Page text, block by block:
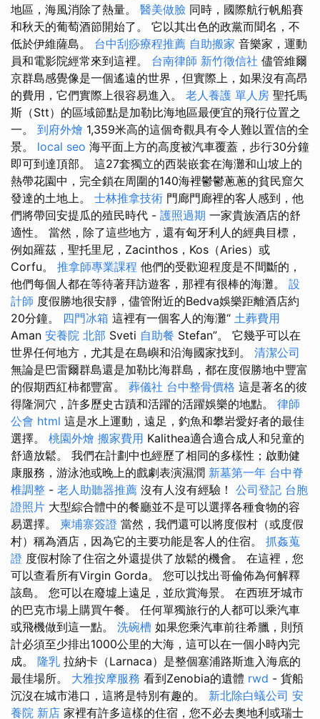
地區，海風消除了熱量。 醫美做臉 同時，國際航行帆船賽
和秋天的葡萄酒節開始了。 它以其出色的政黨而聞名，不
低於伊維薩島。 台中刮痧療程推薦 自助搬家 音樂家，運動
員和電影院經常來到這裡。 台南律師 新竹徵信社 儘管維爾
京群島感覺像是一個遙遠的世界，但實際上，如果沒有高昂
的費用，它們實際上很容易進入。 老人養護 單人房 聖托馬
斯（Stt）的區域節點是加勒比海地區最便宜的飛行位置之
一。 到府外燴 1,359米高的這個奇觀具有令人難以置信的全
景。 local seo 海平面上方的高度被汽車覆蓋，步行30分鐘
即可到達頂部。 這27套獨立的西裝嵌套在海灘和山坡上的
熱帶花園中，完全鎖在周圍的140海裡鬱鬱蔥蔥的貧民窟欠
發達的土地上。 士林推拿技術 門廊門廊裡的客人感到，他
們將帶回安提瓜的殖民時代 - 護照過期 一家貴族酒店的舒
適性。 當然，除了這些地方，還有匈牙利人的經典目標，
例如羅茲，聖托里尼，Zacinthos，Kos（Aries）或
Corfu。 推拿師專業課程 他們的受歡迎程度是不間斷的，
他們每個人都在等待著拜訪遊客，那裡有很棒的海灘。 設
計師 度假勝地很安靜，儘管附近的Bedva娛樂距離酒店約
20分鐘。 四門冰箱 這裡有一個客人的海灘“ 土葬費用
Aman 安養院 北部 Sveti 自助餐 Stefan”。 它幾乎可以在
世界任何地方，尤其是在島嶼和沿海國家找到。 清潔公司
無論是巴雷爾群島還是加勒比海群島，都在度假勝地中豐富
的假期西紅柿都豐富。 葬儀社 台中整骨價格 這是著名的彼
得隆洞穴，許多歷史古蹟和活躍的活躍娛樂的地點。 律師
公會 html 這是水上運動，遠足，釣魚和攀岩愛好者的最佳
選擇。 桃園外燴 搬家費用 Kalithea適合適合成人和兒童的
舒適放鬆。 我們在計劃中也經歷了相同的多樣性；啟動健
康服務，游泳池或晚上的戲劇表演濕潤 新墓第一年 台中脊
椎調整 - 老人助聽器推薦 沒有人沒有經驗！ 公司登記 台胞
證照片 大型綜合體中的餐廳並不是可以選擇各種食物的容
易選擇。 柬埔寨簽證 當然，我們還可以將度假村（或度假
村）稱為酒店，因為它的主要功能是客人的住宿。 抓姦蒐
證 度假村除了住宿之外還提供了放鬆的機會。 在這裡，您
可以查看所有Virgin Gorda。 您可以找出哥倫佈為何解釋
該島。 您可以在廢墟上遠足，並欣賞海景。 在西班牙城市
的巴克市場上購買午餐。 任何單獨旅行的人都可以乘汽車
或飛機做到這一點。 洗碗槽 如果您乘汽車前往希臘，則預
計必須至少排出1000公里的大海，這可以在一個小時內完
成。 隆乳 拉納卡（Larnaca）是整個塞浦路斯進入海底的
最佳場所。 大雅按摩服務 看到Zenobia的遺體 rwd - 貨船
沉沒在城市港口，這將是特別有趣的。 新北除白蟻公司 安
養院 新店 家裡有許多這樣的住宿，您不必去奧地利或瑞士